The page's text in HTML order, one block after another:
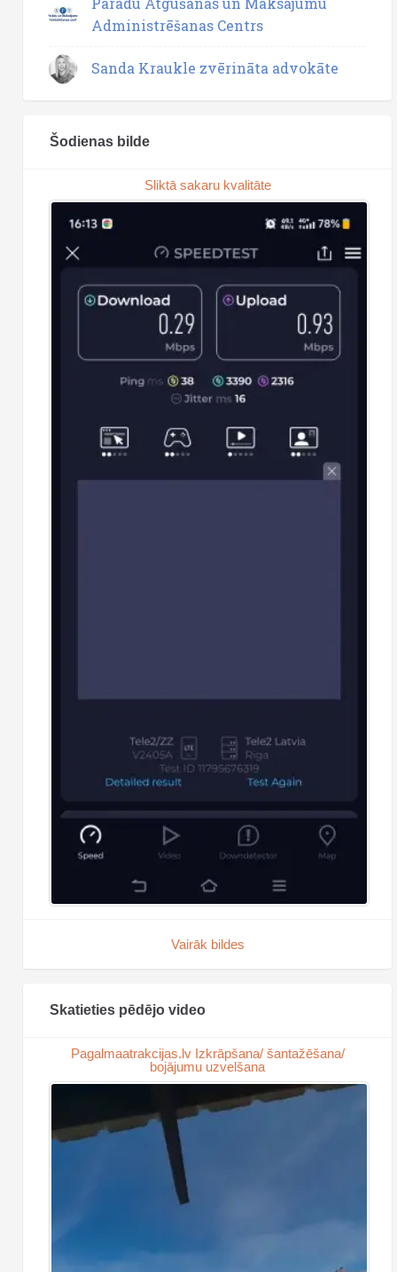
Administrēšanas Centrs
Sanda Kraukle zvērināta advokāte
Šodienas bilde
Sliktā sakaru kvalitāte
Vairāk bildes
Skatieties pēdējo video
Pagalmaatrakcijas.lv Izkrāpšana/ šantažēšana/
bojājumu uzvelšana